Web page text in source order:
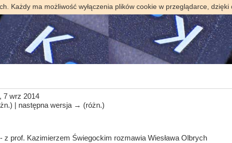
Każdy ma możliwość wyłączenia plików cookie w przeglądarce,
7 wrz 2014
| następna wersja → (różn.)
z prof. Kazimierzem Świegockim rozmawia Wiesława Olbrych